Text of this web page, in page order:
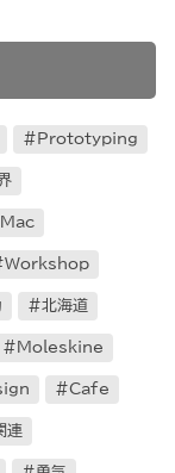
Prototyping
Mac
Workshop
北海道
Moleskine
Cafe
連